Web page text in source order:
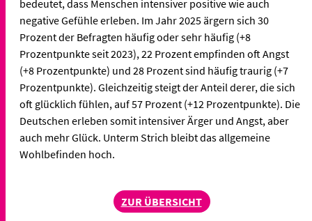
bedeutet, dass Menschen intensiver positive wie auch
negative Gefühle erleben. Im Jahr 2025 ärgern sich 30
Prozent der Befragten häufig oder sehr häufig (+8
Prozentpunkte seit 2023), 22 Prozent empfinden oft Angst
(+8 Prozentpunkte) und 28 Prozent sind häufig traurig (+7
Prozentpunkte). Gleichzeitig steigt der Anteil derer, die sich
oft glücklich fühlen, auf 57 Prozent (+12 Prozentpunkte). Die
Deutschen erleben somit intensiver Ärger und Angst, aber
auch mehr Glück. Unterm Strich bleibt das allgemeine
Wohlbefinden hoch.
ZUR ÜBERSICHT